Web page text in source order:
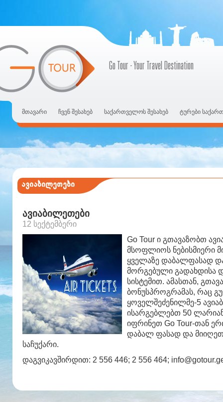
Go Tour - Your Travel Destination
მთავარი ჩვენ შესახებ საქართველოს შესახებ ტურები
ავიაბილეთები
ავიაბილეთები
12 სექტემბერი
Go Tour ი გთავაზობთ
მსოფლიოს ნებისმიერი
ყველაზე დაბალფასად
მორგებული გადახდისა
სისტემით. ამასთან,
ბონუსპროგრამას, რაც
ყოველშეძენილმე-5
ისარგებლებთ 50
იფრინეთ Go Tour-თან
დაბალ ფასად და მიიღეთ
საჩუქარი.
დაგვიკავშირდით: 2 556 446; 2 556 464;